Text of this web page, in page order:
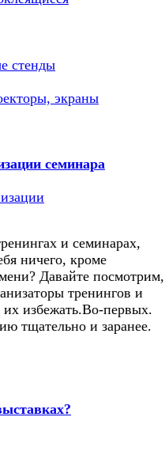
стенды
экраны
семинара
и семинарах,
ничего, кроме
Давайте посмотрим,
тренингов и
их избежать.Во-первых.
тщательно и заранее.